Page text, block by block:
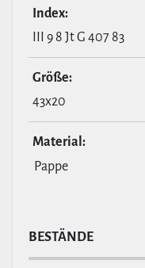
Index:
III 9 8 Jt G 407 83
Größe:
43x20
Material:
Pappe
BESTÄNDE